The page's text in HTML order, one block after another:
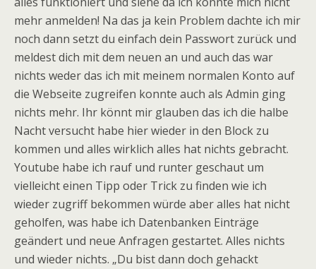
mehr anmelden! Na das ja kein Problem dachte ich mir
noch dann setzt du einfach dein Passwort zurück und
meldest dich mit dem neuen an und auch das war
nichts weder das ich mit meinem normalen Konto auf
die Webseite zugreifen konnte auch als Admin ging
nichts mehr. Ihr könnt mir glauben das ich die halbe
Nacht versucht habe hier wieder in den Block zu
kommen und alles wirklich alles hat nichts gebracht.
Youtube habe ich rauf und runter geschaut um
vielleicht einen Tipp oder Trick zu finden wie ich
wieder zugriff bekommen würde aber alles hat nicht
geholfen, was habe ich Datenbanken Einträge
geändert und neue Anfragen gestartet. Alles nichts
und wieder nichts. „Du bist dann doch gehackt